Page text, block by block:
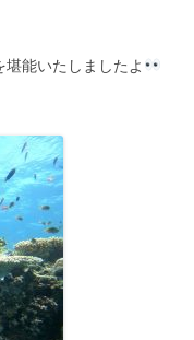
堪能いたしましたよ